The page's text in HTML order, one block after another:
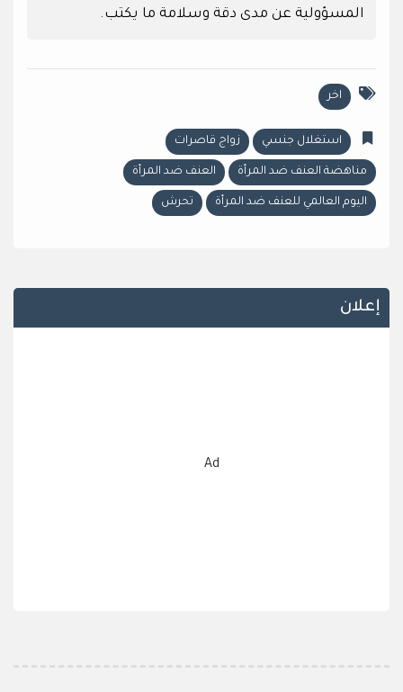
المسؤولية عن مدى دقة وسلامة ما يكتب.
اخر
استغلال جنسي زواج قاصرات
مناهضة العنف ضد المرأة العنف ضد المرأة
اليوم العالمي للعنف ضد المرأة تحرش
إعلان
Ad